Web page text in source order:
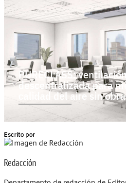
PURECLASS:
descentralizada para
calidad del aire sin
Escrito por
Redacción